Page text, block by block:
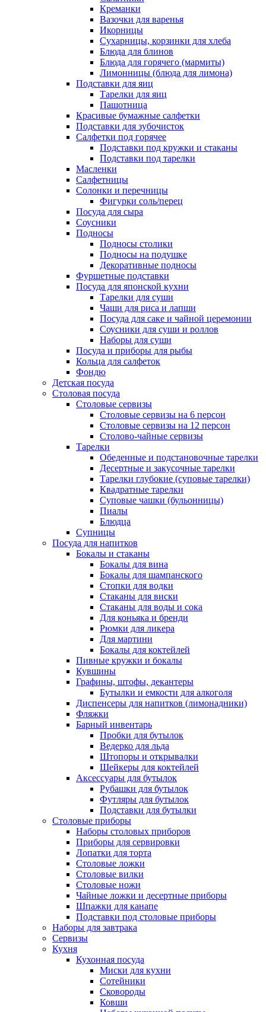
Креманки
Вазочки для варенья
Икорницы
Сухарницы, корзинки для хлеба
Блюда для блинов
Блюда для горячего (мармиты)
Лимонницы (блюда для лимона)
Подставки для яиц
Тарелки для яиц
Пашотница
Красивые бумажные салфетки
Подставки для зубочисток
Салфетки под горячее
Подставки под кружки и стаканы
Подставки под тарелки
Масленки
Салфетницы
Солонки и перечницы
Фигурки соль/перец
Посуда для сыра
Соусники
Подносы
Подносы столики
Подносы на подушке
Декоративные подносы
Фуршетные подставки
Посуда для японской кухни
Тарелки для суши
Чаши для риса и лапши
Посуда для саке и чайной церемонии
Соусники для суши и роллов
Наборы для суши
Посуда и приборы для рыбы
Кольца для салфеток
Фондю
Детская посуда
Столовая посуда
Столовые сервизы
Столовые сервизы на 6 персон
Столовые сервизы на 12 персон
Столово-чайные сервизы
Тарелки
Обеденные и подстановочные тарелки
Десертные и закусочные тарелки
Тарелки глубокие (суповые тарелки)
Квадратные тарелки
Суповые чашки (бульонницы)
Пиалы
Блюдца
Супницы
Посуда для напитков
Бокалы и стаканы
Бокалы для вина
Бокалы для шампанского
Стопки для водки
Стаканы для виски
Стаканы для воды и сока
Для коньяка и бренди
Рюмки для ликера
Для мартини
Бокалы для коктейлей
Пивные кружки и бокалы
Кувшины
Графины, штофы, декантеры
Бутылки и емкости для алкоголя
Диспенсеры для напитков (лимонадники)
Фляжки
Барный инвентарь
Пробки для бутылок
Ведерко для льда
Штопоры и открывалки
Шейкеры для коктейлей
Аксессуары для бутылок
Рубашки для бутылок
Футляры для бутылок
Подставки для бутылки
Столовые приборы
Наборы столовых приборов
Приборы для сервировки
Лопатки для торта
Столовые ложки
Столовые вилки
Столовые ножи
Чайные ложки и десертные приборы
Шпажки для канапе
Подставки под столовые приборы
Наборы для завтрака
Сервизы
Кухня
Кухонная посуда
Миски для кухни
Сотейники
Сковороды
Ковши